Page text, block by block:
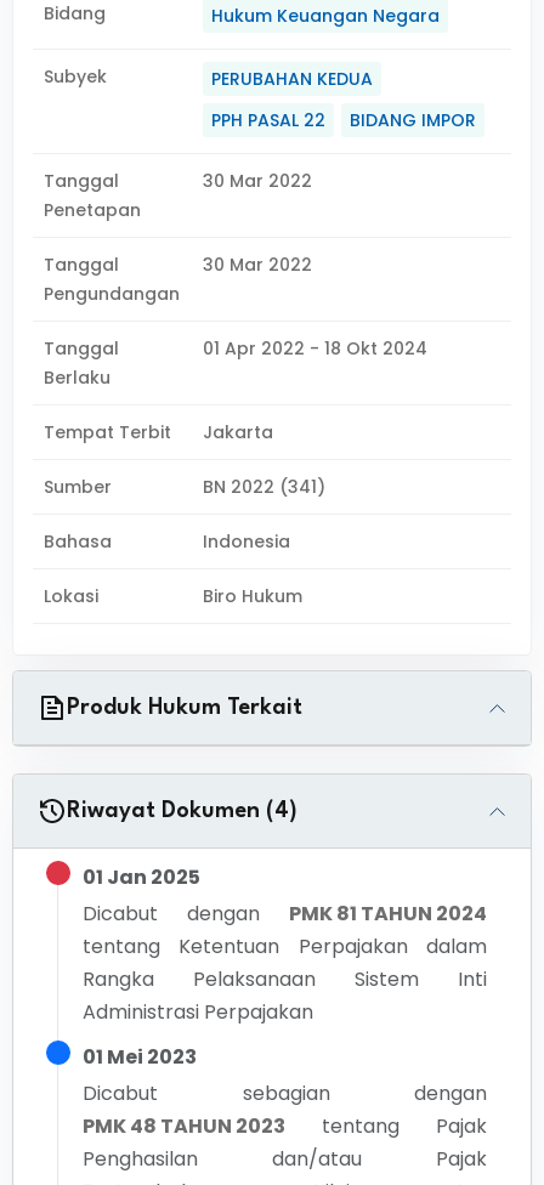
Bidang Hukum Keuangan Negara
Subyek
PERUBAHAN KEDUA
PPH PASAL 22
BIDANG IMPOR
Tanggal
Penetapan
30 Mar 2022
Tanggal
Pengundangan
30 Mar 2022
Tanggal
Berlaku
01 Apr 2022 - 18 Okt 2024
Tempat Terbit Jakarta
Sumber BN 2022 (341)
Bahasa Indonesia
Lokasi Biro Hukum
Produk Hukum Terkait
Riwayat Dokumen (4)
01 Jan 2025
Dicabut dengan
PMK 81 TAHUN 2024
tentang Ketentuan Perpajakan dalam
Rangka Pelaksanaan Sistem Inti
Administrasi Perpajakan
01 Mei 2023
Dicabut sebagian dengan
PMK 48 TAHUN 2023
tentang Pajak
Penghasilan dan/atau Pajak